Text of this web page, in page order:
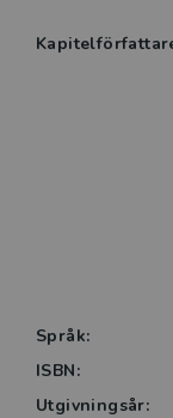
Team English –
För
https://
Språk:
ISBN:
Utgivningsår: